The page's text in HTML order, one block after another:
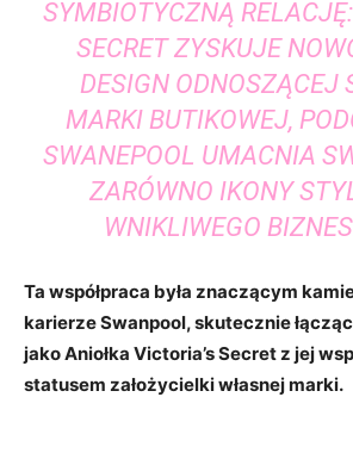
SYMBIOTYCZNĄ
SECRET ZYSKUJE
DESIGN ODNOSZĄCEJ
MARKI BUTIKOWEJ,
SWANEPOOL UMACNIA
ZARÓWNO IKONY
WNIKLIWEGO
Ta współpraca była znaczącym
karierze Swanpool, skutecznie
jako Aniołka Victoria’s Secret z jej
statusem założycielki własnej marki.